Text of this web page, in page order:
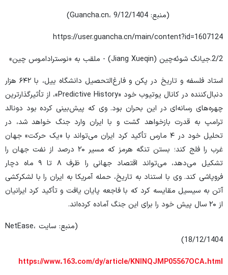
(منبع: Guancha.cn، 9/12/1404)
https://user.guancha.cn/main/content?id=1607124
2/2.جیانگ شوئه‌چین (Jiang Xueqin) - ملقب به «نوستراداموس چین»
استاد فلسفه و تاریخ در پکن و فارغ‌التحصیل دانشگاه ییل، با ۶۴۲ هزار
دنبال‌کننده در کانال یوتیوب خود «Predictive History»، از تأثیرگذارترین
چهره‌های رسانه‌ای در این بحران بود. وی که پیش‌بینی کرده بود دونالد
ترامپ به قدرت بازخواهد گشت و با ایران وارد جنگ خواهد شد، در
تحلیل خود در ۴ مارس تأکید کرد ایران می‌تواند با «یک حرکت» جهان
غرب را فلج کند؛ بستن تنگه هرمز که مسیر ۲۰ درصد از نفت جهان را
تشکیل می‌دهد، می‌تواند اقتصاد جهانی را ظرف ۸ تا ۹ ماه دچار
فروپاشی کند. وی با استناد به تاریخ، حمله آمریکا به ایران را با لشکرکشی
آتن به سیسیل مقایسه کرد که با فاجعه پایان یافت و تأکید کرد ایرانیان
از ۲۰ سال پیش خود را برای این جنگ آماده کرده‌اند.
(منبع: سایت NetEase،
18/12/1404)
https://www.163.com/dy/article/KNINQJMP05567OCA.html